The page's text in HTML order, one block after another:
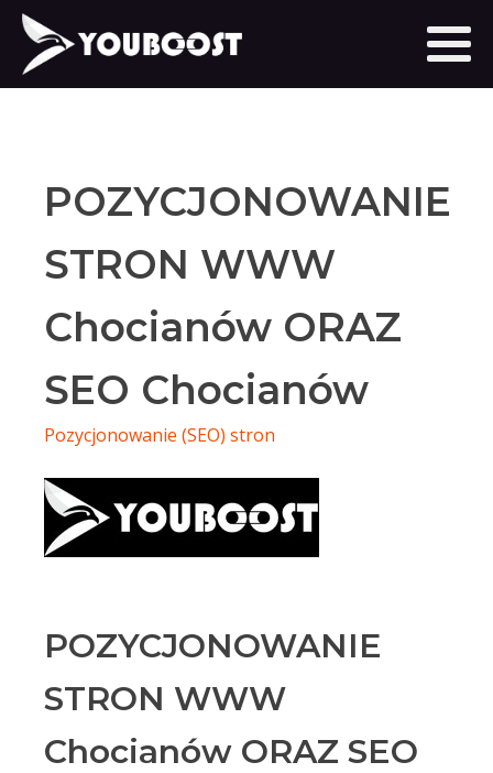
POZYCJONOWANIE
STRON WWW
Chocianów ORAZ
SEO Chocianów
Pozycjonowanie (SEO) stron
POZYCJONOWANIE
STRON WWW
Chocianów ORAZ SEO